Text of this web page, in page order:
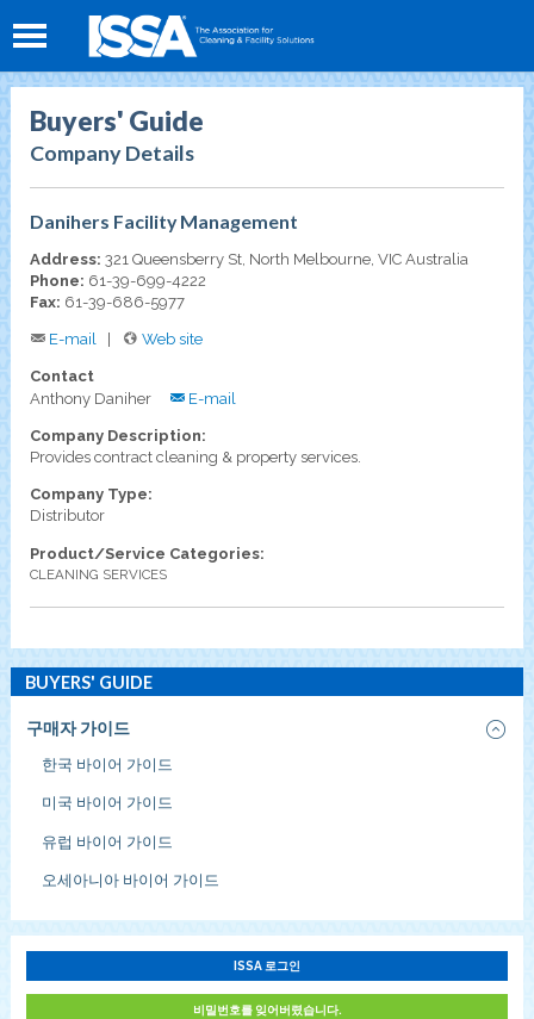
Buyers' Guide
Company Details
Danihers Facility Management
Address: 321 Queensberry St, North Melbourne, VIC Australia
Phone: 61-39-699-4222
Fax: 61-39-686-5977
E-mail Web site
Contact
Anthony Daniher
E-mail
Company Description:
Provides contract cleaning & property services.
Company Type:
Distributor
Product/Service Categories:
CLEANING SERVICES
BUYERS' GUIDE
구매자 가이드
한국 바이어 가이드
미국 바이어 가이드
유럽 바이어 가이드
오세아니아 바이어 가이드
ISSA 로그인
비밀번호를 잊어버렸습니다.